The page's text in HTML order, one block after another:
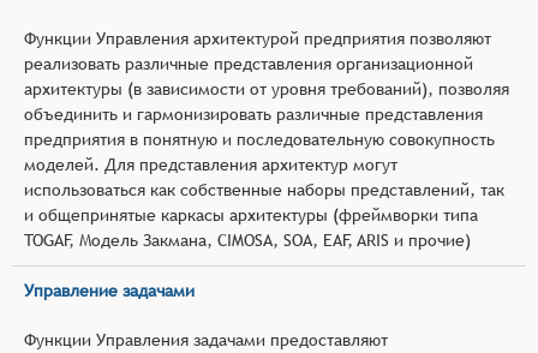
Функции Управления архитектурой предприятия позволяют
реализовать различные представления организационной
архитектуры (в зависимости от уровня требований), позволяя
объединить и гармонизировать различные представления
предприятия в понятную и последовательную совокупность
моделей. Для представления архитектур могут
использоваться как собственные наборы представлений, так
и общепринятые каркасы архитектуры (фреймворки типа
TOGAF, Модель Закмана, CIMOSA, SOA, EAF, ARIS и прочие)
Управление задачами
Функции Управления задачами предоставляют